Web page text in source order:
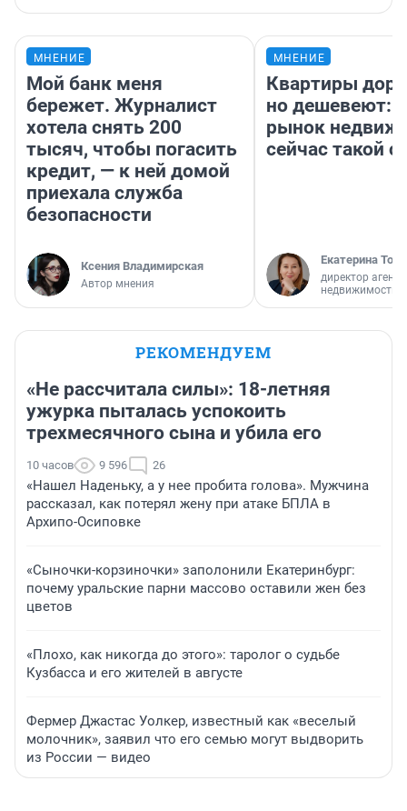
МНЕНИЕ
Мой банк меня
бережет. Журналист
хотела снять 200
тысяч, чтобы погасить
кредит, — к ней домой
приехала служба
безопасности
Ксения Владимирская
Автор мнения
МНЕНИЕ
Квартиры
но дешевеют:
рынок
сейчас такой
Екатерина
директор
недвижимости
РЕКОМЕНДУЕМ
«Не рассчитала силы»: 18-летняя
ужурка пыталась успокоить
трехмесячного сына и убила его
10 часов 9 596 26
«Нашел Наденьку, а у нее пробита голова». Мужчина
рассказал, как потерял жену при атаке БПЛА в
Архипо-Осиповке
«Сыночки-корзиночки» заполонили Екатеринбург:
почему уральские парни массово оставили жен без
цветов
«Плохо, как никогда до этого»: таролог о судьбе
Кузбасса и его жителей в августе
Фермер Джастас Уолкер, известный как «веселый
молочник», заявил что его семью могут выдворить
из России — видео